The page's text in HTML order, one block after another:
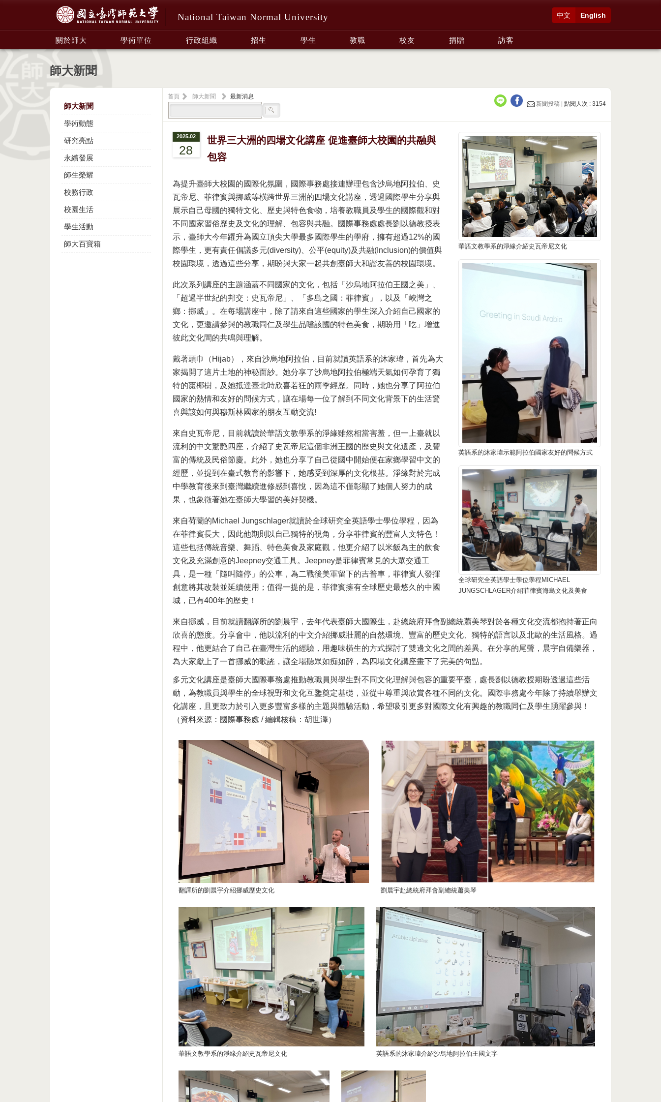
National Taiwan Normal University English
中文
關於師大 學術單位 行政組織 招生 學生 教職 校友 捐贈 訪客
師大新聞
師大新聞
學術動態
研究亮點
永續發展
師生榮耀
校務行政
校園生活
學生活動
師大百寶箱
首頁 師大新聞
最新消息
新聞投稿 |點閱人次 : 3154
華語文教學系的淨緣介紹史瓦帝尼文化
英語系的沐家瑋示範阿拉伯國家友好的問候方式
全球研究全英語學士學位學程MICHAEL
JUNGSCHLAGER介紹菲律賓海島文化及美食
2025.02
28
世界三大洲的四場文化講座 促進臺師大校園的共融與
包容
為提升臺師大校園的國際化氛圍，國際事務處接連辦理包含沙烏地阿拉伯、史
瓦帝尼、菲律賓與挪威等橫跨世界三洲的四場文化講座，透過國際學生分享與
展示自己母國的獨特文化、歷史與特色食物，培養教職員及學生的國際觀和對
不同國家習俗歷史及文化的理解、包容與共融。國際事務處處長劉以德教授表
示，臺師大今年躍升為國立頂尖大學最多國際學生的學府，擁有超過12%的國
際學生，更有責任倡議多元(diversity)、公平(equity)及共融(Inclusion)的價值與
校園環境，透過這些分享，期盼與大家一起共創臺師大和諧友善的校園環境。
此次系列講座的主題涵蓋不同國家的文化，包括「沙烏地阿拉伯王國之美」、
「超過半世紀的邦交：史瓦帝尼」、「多島之國：菲律賓」，以及「峽灣之
鄉：挪威」。在每場講座中，除了請來自這些國家的學生深入介紹自己國家的
文化，更邀請參與的教職同仁及學生品嚐該國的特色美食，期盼用「吃」增進
彼此文化間的共鳴與理解。
戴著頭巾（Hijab），來自沙烏地阿拉伯，目前就讀英語系的沐家瑋，首先為大
家揭開了這片土地的神秘面紗。她分享了沙烏地阿拉伯極端天氣如何孕育了獨
特的棗椰樹，及她抵達臺北時欣喜若狂的雨季經歷。同時，她也分享了阿拉伯
國家的熱情和友好的問候方式，讓在場每一位了解到不同文化背景下的生活驚
喜與該如何與穆斯林國家的朋友互動交流!
來自史瓦帝尼，目前就讀於華語文教學系的淨緣雖然相當害羞，但一上臺就以
流利的中文驚艷四座，介紹了史瓦帝尼這個非洲王國的歷史與文化遺產，及豐
富的傳統及民俗節慶。此外，她也分享了自己從國中開始便在家鄉學習中文的
經歷，並提到在臺式教育的影響下，她感受到深厚的文化根基。淨緣對於完成
中學教育後來到臺灣繼續進修感到喜悅，因為這不僅彰顯了她個人努力的成
果，也象徵著她在臺師大學習的美好契機。
來自荷蘭的Michael Jungschlager就讀於全球研究全英語學士學位學程，因為
在菲律賓長大，因此他期則以自己獨特的視角，分享菲律賓的豐富人文特色！
這些包括傳統音樂、舞蹈、特色美食及家庭觀，他更介紹了以米飯為主的飲食
文化及充滿創意的Jeepney交通工具。Jeepney是菲律賓常見的大眾交通工
具，是一種「隨叫隨停」的公車，為二戰後美軍留下的吉普車，菲律賓人發揮
創意將其改裝並延續使用；值得一提的是，菲律賓擁有全球歷史最悠久的中國
城，已有400年的歷史！
來自挪威，目前就讀翻譯所的劉晨宇，去年代表臺師大國際生，赴總統府拜會副總統蕭美琴對於各種文化交流都抱持著正向
欣喜的態度。分享會中，他以流利的中文介紹挪威壯麗的自然環境、豐富的歷史文化、獨特的語言以及北歐的生活風格。過
程中，他更結合了自己在臺灣生活的經驗，用趣味橫生的方式探討了雙邊文化之間的差異。在分享的尾聲，晨宇自備樂器，
為大家獻上了一首挪威的歌謠，讓全場聽眾如痴如醉，為四場文化講座畫下了完美的句點。
多元文化講座是臺師大國際事務處推動教職員與學生對不同文化理解與包容的重要平臺，處長劉以德教授期盼透過這些活
動，為教職員與學生的全球視野和文化互鑒奠定基礎，並從中尊重與欣賞各種不同的文化。國際事務處今年除了持續舉辦文
化講座，且更致力於引入更多豐富多樣的主題與體驗活動，希望吸引更多對國際文化有興趣的教職同仁及學生踴躍參與！
（資料來源：國際事務處 / 編輯核稿：胡世澤）
翻譯所的劉晨宇介紹挪威歷史文化 劉晨宇赴總統府拜會副總統蕭美琴
華語文教學系的淨緣介紹史瓦帝尼文化 英語系的沐家瑋介紹沙烏地阿拉伯王國文字